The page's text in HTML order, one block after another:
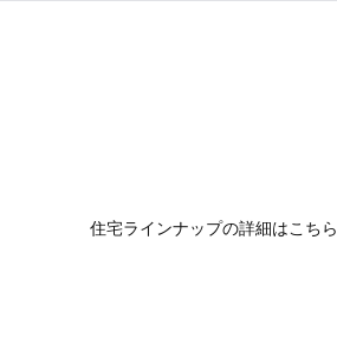
住宅ラインナップの詳細はこちら